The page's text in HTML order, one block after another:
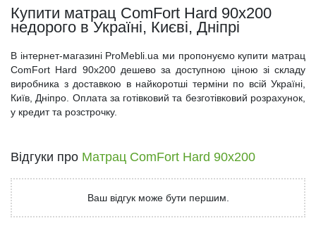
Купити матрац ComFort Hard 90x200
недорого в Україні, Києві, Дніпрі
В інтернет-магазині ProMebli.ua ми пропонуємо купити матрац
ComFort Hard 90x200 дешево за доступною ціною зі складу
виробника з доставкою в найкоротші терміни по всій Україні,
Київ, Дніпро. Оплата за готівковий та безготівковий розрахунок,
у кредит та розстрочку.
Відгуки про Матрац ComFort Hard 90x200
Ваш відгук може бути першим.